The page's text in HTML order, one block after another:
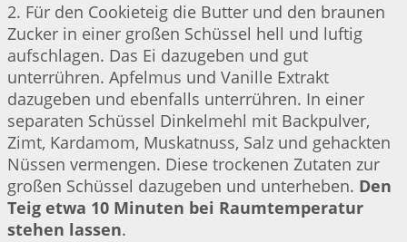
2. Für den Cookieteig die Butter und den braunen
Zucker in einer großen Schüssel hell und luftig
aufschlagen. Das Ei dazugeben und gut
unterrühren. Apfelmus und Vanille Extrakt
dazugeben und ebenfalls unterrühren. In einer
separaten Schüssel Dinkelmehl mit Backpulver,
Zimt, Kardamom, Muskatnuss, Salz und gehackten
Nüssen vermengen. Diese trockenen Zutaten zur
großen Schüssel dazugeben und unterheben. Den
Teig etwa 10 Minuten bei Raumtemperatur
stehen lassen.